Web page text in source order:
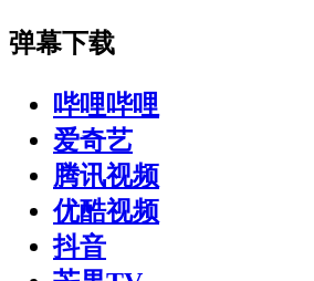
弹幕下载
哔哩哔哩
爱奇艺
腾讯视频
优酷视频
抖音